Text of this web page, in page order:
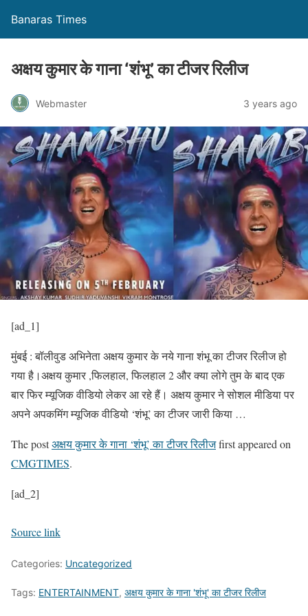
Banaras Times
अक्षय कुमार के गाना ‘शंभू’ का टीजर रिलीज
Webmaster 3 years ago
[ad_1]
मुंबई : बॉलीवुड अभिनेता अक्षय कुमार के नये गाना शंभू का टीजर रिलीज हो
गया है।अक्षय कुमार ,फिलहाल, फिलहाल 2 और क्या लोगे तुम के बाद एक
बार फिर म्यूजिक वीडियो लेकर आ रहे हैं। अक्षय कुमार ने सोशल मीडिया पर
अपने अपकमिंग म्यूजिक वीडियो ‘शंभू’ का टीजर जारी किया …
The postअक्षय कुमार के गाना ‘शंभू’ का टीजर रिलीजfirst appeared on
CMGTIMES.
[ad_2]
Source link
Categories: Uncategorized
Tags: ENTERTAINMENT, अक्षय कुमार के गाना 'शंभू' का टीजर रिलीज